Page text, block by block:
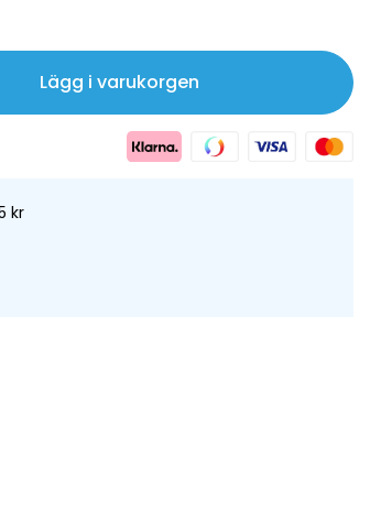
För bad tillsätt tills önskad arom uppnås.
Lägg i varukorgen
kr